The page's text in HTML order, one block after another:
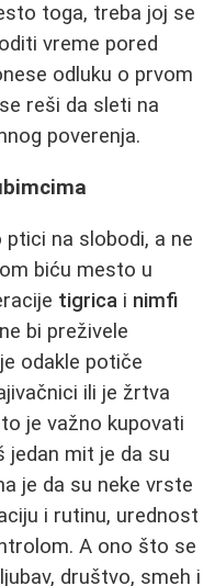
toga, treba joj se
vreme pored
odluku o prvom
reši da sleti na
poverenja.
na slobodi, a ne
biću mesto u
tigrica i nimfi
bi preživele
odakle potiče
ili je žrtva
je važno kupovati
jedan mit je da su
je da su neke vrste
i rutinu, urednost
A ono što se
društvo, smeh i